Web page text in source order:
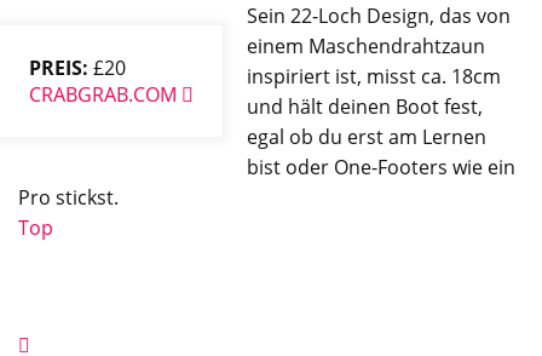
PREIS: £20
CRABGRAB.COM
Sein 22-Loch Design, das von
einem Maschendrahtzaun
inspiriert ist, misst ca. 18cm
und hält deinen Boot fest,
egal ob du erst am Lernen
bist oder One-Footers wie ein
Pro stickst.
Top